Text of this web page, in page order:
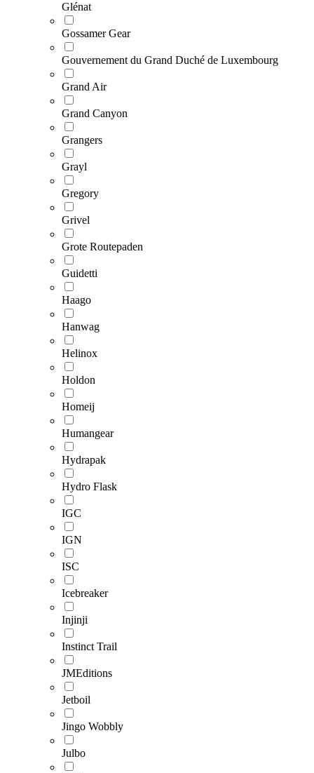
Glénat
Gossamer Gear
Gouvernement du Grand Duché de Luxembourg
Grand Air
Grand Canyon
Grangers
Grayl
Gregory
Grivel
Grote Routepaden
Guidetti
Haago
Hanwag
Helinox
Holdon
Homeij
Humangear
Hydrapak
Hydro Flask
IGC
IGN
ISC
Icebreaker
Injinji
Instinct Trail
JMEditions
Jetboil
Jingo Wobbly
Julbo